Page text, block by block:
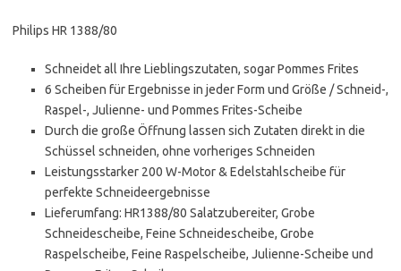
Philips HR 1388/80
Schneidet all Ihre Lieblingszutaten, sogar Pommes Frites
6 Scheiben für Ergebnisse in jeder Form und Größe / Schneid-,
Raspel-, Julienne- und Pommes Frites-Scheibe
Durch die große Öffnung lassen sich Zutaten direkt in die
Schüssel schneiden, ohne vorheriges Schneiden
Leistungsstarker 200 W-Motor & Edelstahlscheibe für
perfekte Schneideergebnisse
Lieferumfang: HR1388/80 Salatzubereiter, Grobe
Schneidescheibe, Feine Schneidescheibe, Grobe
Raspelscheibe, Feine Raspelscheibe, Julienne-Scheibe und